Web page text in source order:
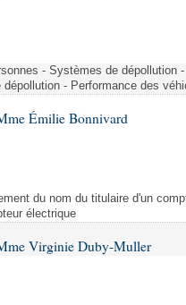
- Systèmes de dépollution
- Performance des
Émilie Bonnivard
du nom du titulaire d'un
électrique
Virginie Duby-Muller